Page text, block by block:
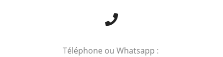
Téléphone ou Whatsapp :